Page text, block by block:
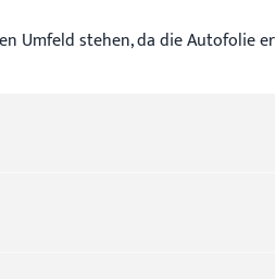
Umfeld stehen, da die Autofolie